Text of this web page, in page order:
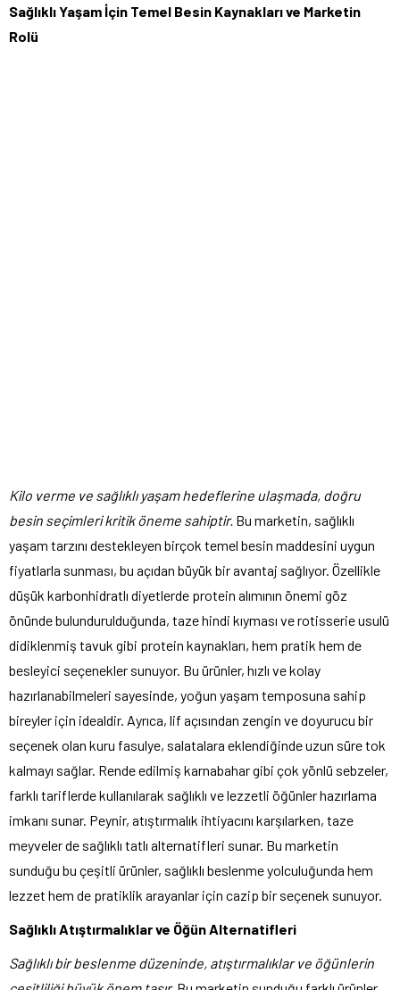
Sağlıklı Yaşam İçin Temel Besin Kaynakları ve Marketin
Rolü
Kilo verme ve sağlıklı yaşam hedeflerine ulaşmada, doğru
besin seçimleri kritik öneme sahiptir. Bu marketin, sağlıklı
yaşam tarzını destekleyen birçok temel besin maddesini uygun
fiyatlarla sunması, bu açıdan büyük bir avantaj sağlıyor. Özellikle
düşük karbonhidratlı diyetlerde protein alımının önemi göz
önünde bulundurulduğunda, taze hindi kıyması ve rotisserie usulü
didiklenmiş tavuk gibi protein kaynakları, hem pratik hem de
besleyici seçenekler sunuyor. Bu ürünler, hızlı ve kolay
hazırlanabilmeleri sayesinde, yoğun yaşam temposuna sahip
bireyler için idealdir. Ayrıca, lif açısından zengin ve doyurucu bir
seçenek olan kuru fasulye, salatalara eklendiğinde uzun süre tok
kalmayı sağlar. Rende edilmiş karnabahar gibi çok yönlü sebzeler,
farklı tariflerde kullanılarak sağlıklı ve lezzetli öğünler hazırlama
imkanı sunar. Peynir, atıştırmalık ihtiyacını karşılarken, taze
meyveler de sağlıklı tatlı alternatifleri sunar. Bu marketin
sunduğu bu çeşitli ürünler, sağlıklı beslenme yolculuğunda hem
lezzet hem de pratiklik arayanlar için cazip bir seçenek sunuyor.
Sağlıklı Atıştırmalıklar ve Öğün Alternatifleri
Sağlıklı bir beslenme düzeninde, atıştırmalıklar ve öğünlerin